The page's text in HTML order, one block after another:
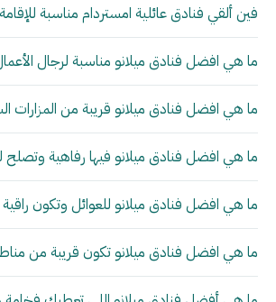
فين ألقي فنادق عائلية امستردام مناسبة
ما هي افضل فنادق ميلانو مناسبة لرجال
ما هي افضل فنادق ميلانو قريبة من المزارات
ما هي افضل فنادق ميلانو فيها رفاهية وتصلح
ما هي افضل فنادق ميلانو للعوائل وتكون
ما هي افضل فنادق ميلانو تكون قريبة من